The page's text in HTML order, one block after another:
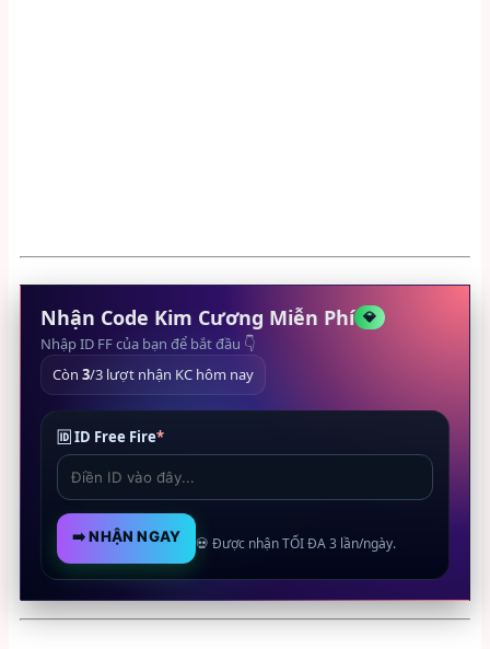
Nhận Code Kim Cương Miễn Phí 💎
Nhập ID FF của bạn để bắt đầu 👇
Còn 3/3 lượt nhận KC hôm nay
🆔 ID Free Fire*
➡️ NHẬN NGAY 💀 Được nhận TỐI ĐA 3 lần/ngày.